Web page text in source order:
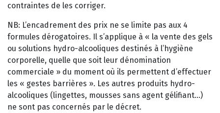
contraintes de les corriger.
NB: L’encadrement des prix ne se limite pas aux 4
formules dérogatoires. Il s’applique à « la vente des gels
ou solutions hydro-alcooliques destinés à l’hygiène
corporelle, quelle que soit leur dénomination
commerciale » du moment où ils permettent d’effectuer
les « gestes barrières ». Les autres produits hydro-
alcooliques (lingettes, mousses sans agent gélifiant…)
ne sont pas concernés par le décret.